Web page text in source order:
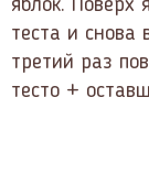
яблок. Поверх
теста и снова
третий раз
тесто +